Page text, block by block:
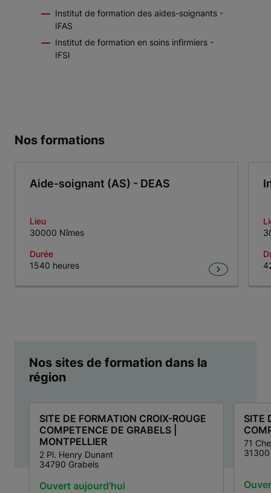
Institut de formation des aides-soignants -
IFAS
Institut de formation en soins infirmiers -
IFSI
Nos formations
Aide-soignant (AS) - DEAS
Lieu
30000 Nîmes
Durée
1540 heures
Nos sites de formation dans la
région
SITE DE FORMATION CROIX-ROUGE
COMPETENCE DE GRABELS |
MONTPELLIER
2 Pl. Henry Dunant
34790 Grabels
Ouvert aujourd'hui
SITE
71
31300